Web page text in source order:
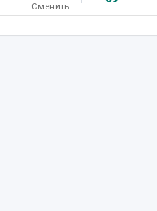
Сменить